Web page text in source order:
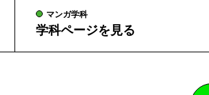
マンガ学科
学科ページを見る